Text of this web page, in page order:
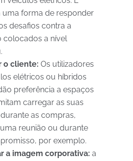
uma forma de responder
desafios contra a
colocados a nível
o cliente: Os utilizadores
elétricos ou híbridos
preferência a espaços
carregar as suas
as compras,
reunião ou durante
por exemplo.
a imagem corporativa: a